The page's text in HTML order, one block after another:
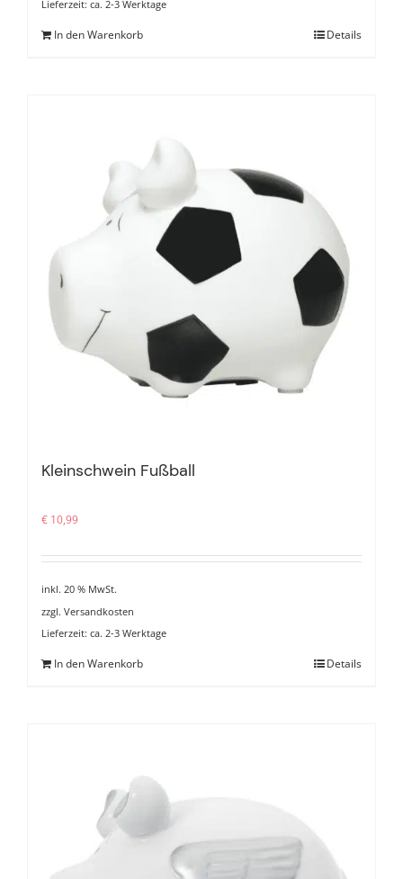
Lieferzeit: ca. 2-3 Werktage
In den Warenkorb Details
Kleinschwein Fußball
€ 10,99
inkl. 20 % MwSt.
zzgl. Versandkosten
Lieferzeit: ca. 2-3 Werktage
In den Warenkorb Details